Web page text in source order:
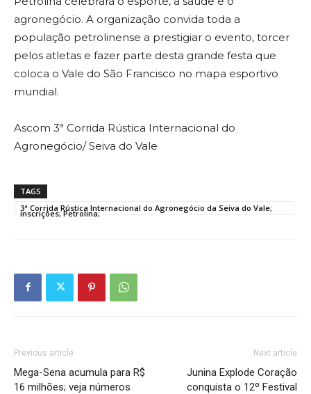
agronegócio. A organização convida toda a
população petrolinense a prestigiar o evento, torcer
pelos atletas e fazer parte desta grande festa que
coloca o Vale do São Francisco no mapa esportivo
mundial.
Ascom 3ª Corrida Rústica Internacional do
Agronegócio/ Seiva do Vale
TAGS
3ª Corrida Rústica Internacional do Agronegócio da Seiva do Vale;
inscrições; Petrolina;
Previous article
Mega-Sena acumula para R$
16 milhões; veja números
Next article
Junina Explode Coração
conquista o 12º Festival